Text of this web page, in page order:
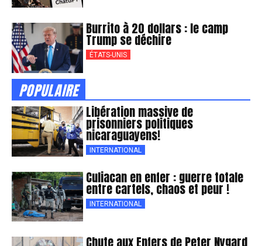
Burrito à 20 dollars : le camp
Trump se déchire
ÉTATS-UNIS
POPULAIRE
Libération massive de
prisonniers politiques
nicaraguayens!
INTERNATIONAL
Culiacan en enfer : guerre totale
entre cartels, chaos et peur !
INTERNATIONAL
Chute aux Enfers de Peter Nygard